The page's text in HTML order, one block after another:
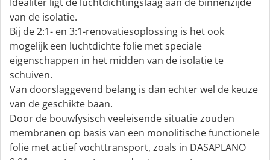
van de isolatie.
Bij de 2:1- en 3:1-renovatiesoplossing is het ook
mogelijk een luchtdichte folie met speciale
eigenschappen in het midden van de isolatie te
schuiven.
Van doorslaggevend belang is dan echter wel de keuze
van de geschikte baan.
Door de bouwfysisch veeleisende situatie zouden
membranen op basis van een monolitische functionele
folie met actief vochttransport, zoals in DASAPLANO